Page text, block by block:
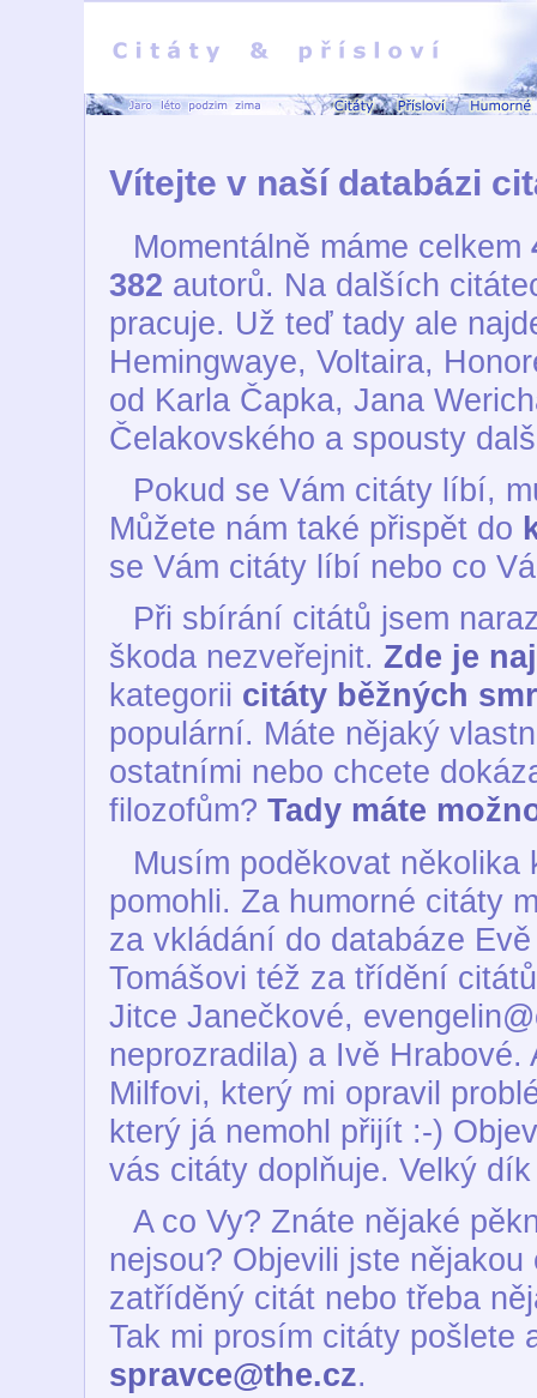
Vítejte v naší databázi
Momentálně máme celkem
382 autorů. Na dalších
pracuje. Už teď tady ale
Hemingwaye, Voltaira,
od Karla Čapka, Jana
Čelakovského a spousty
Pokud se Vám citáty líbí,
Můžete nám také přispět do
se Vám citáty líbí nebo co
Při sbírání citátů jsem
škoda nezveřejnit. Zde je
kategorii citáty běžných
populární. Máte nějaký
ostatními nebo chcete
filozofům? Tady máte
Musím poděkovat
pomohli. Za humorné citáty
za vkládání do databáze
Tomášovi též za třídění
Jitce Janečkové,
neprozradila) a Ivě
Milfovi, který mi opravil
který já nemohl přijít :-)
vás citáty doplňuje. Velký
A co Vy? Znáte nějaké
nejsou? Objevili jste
zatříděný citát nebo třeba
Tak mi prosím citáty pošlete
spravce@the.cz.